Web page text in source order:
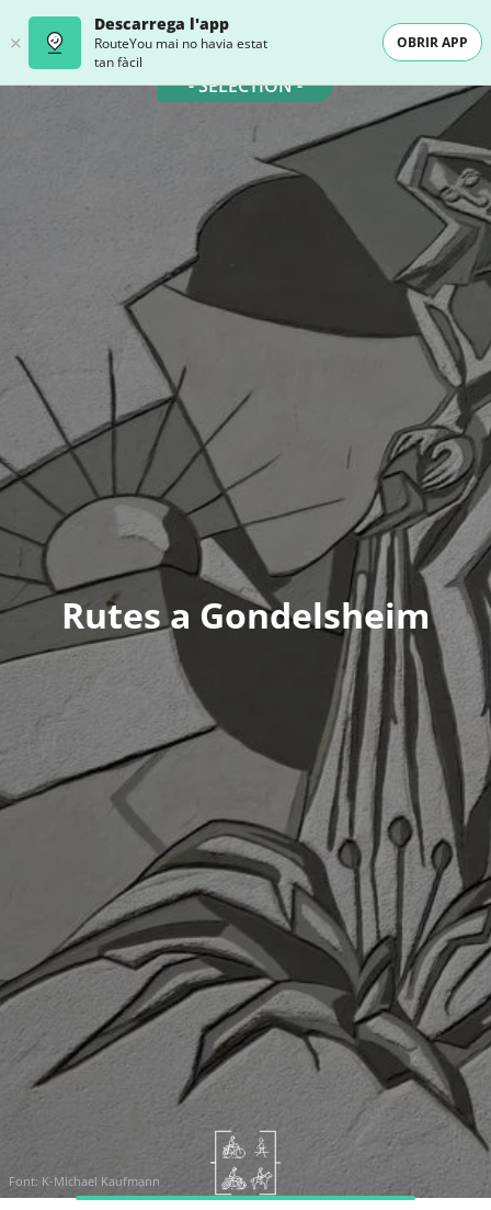
Descarrega l'app
RouteYou mai no havia estat
tan fàcil
OBRIR APP
- SELECTION -
Rutes a Gondelsheim
Font: K-Michael Kaufmann